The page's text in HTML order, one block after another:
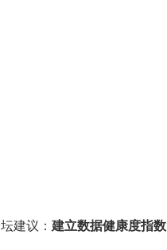
建议： 建立数据健康度指数